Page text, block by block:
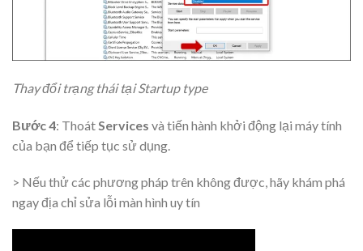
Thay đổi trạng thái tại Startup type
Bước 4: Thoát Services và tiến hành khởi động lại máy tính
của bạn để tiếp tục sử dụng.
> Nếu thử các phương pháp trên không được, hãy khám phá
ngay địa chỉ sửa lỗi màn hình uy tín